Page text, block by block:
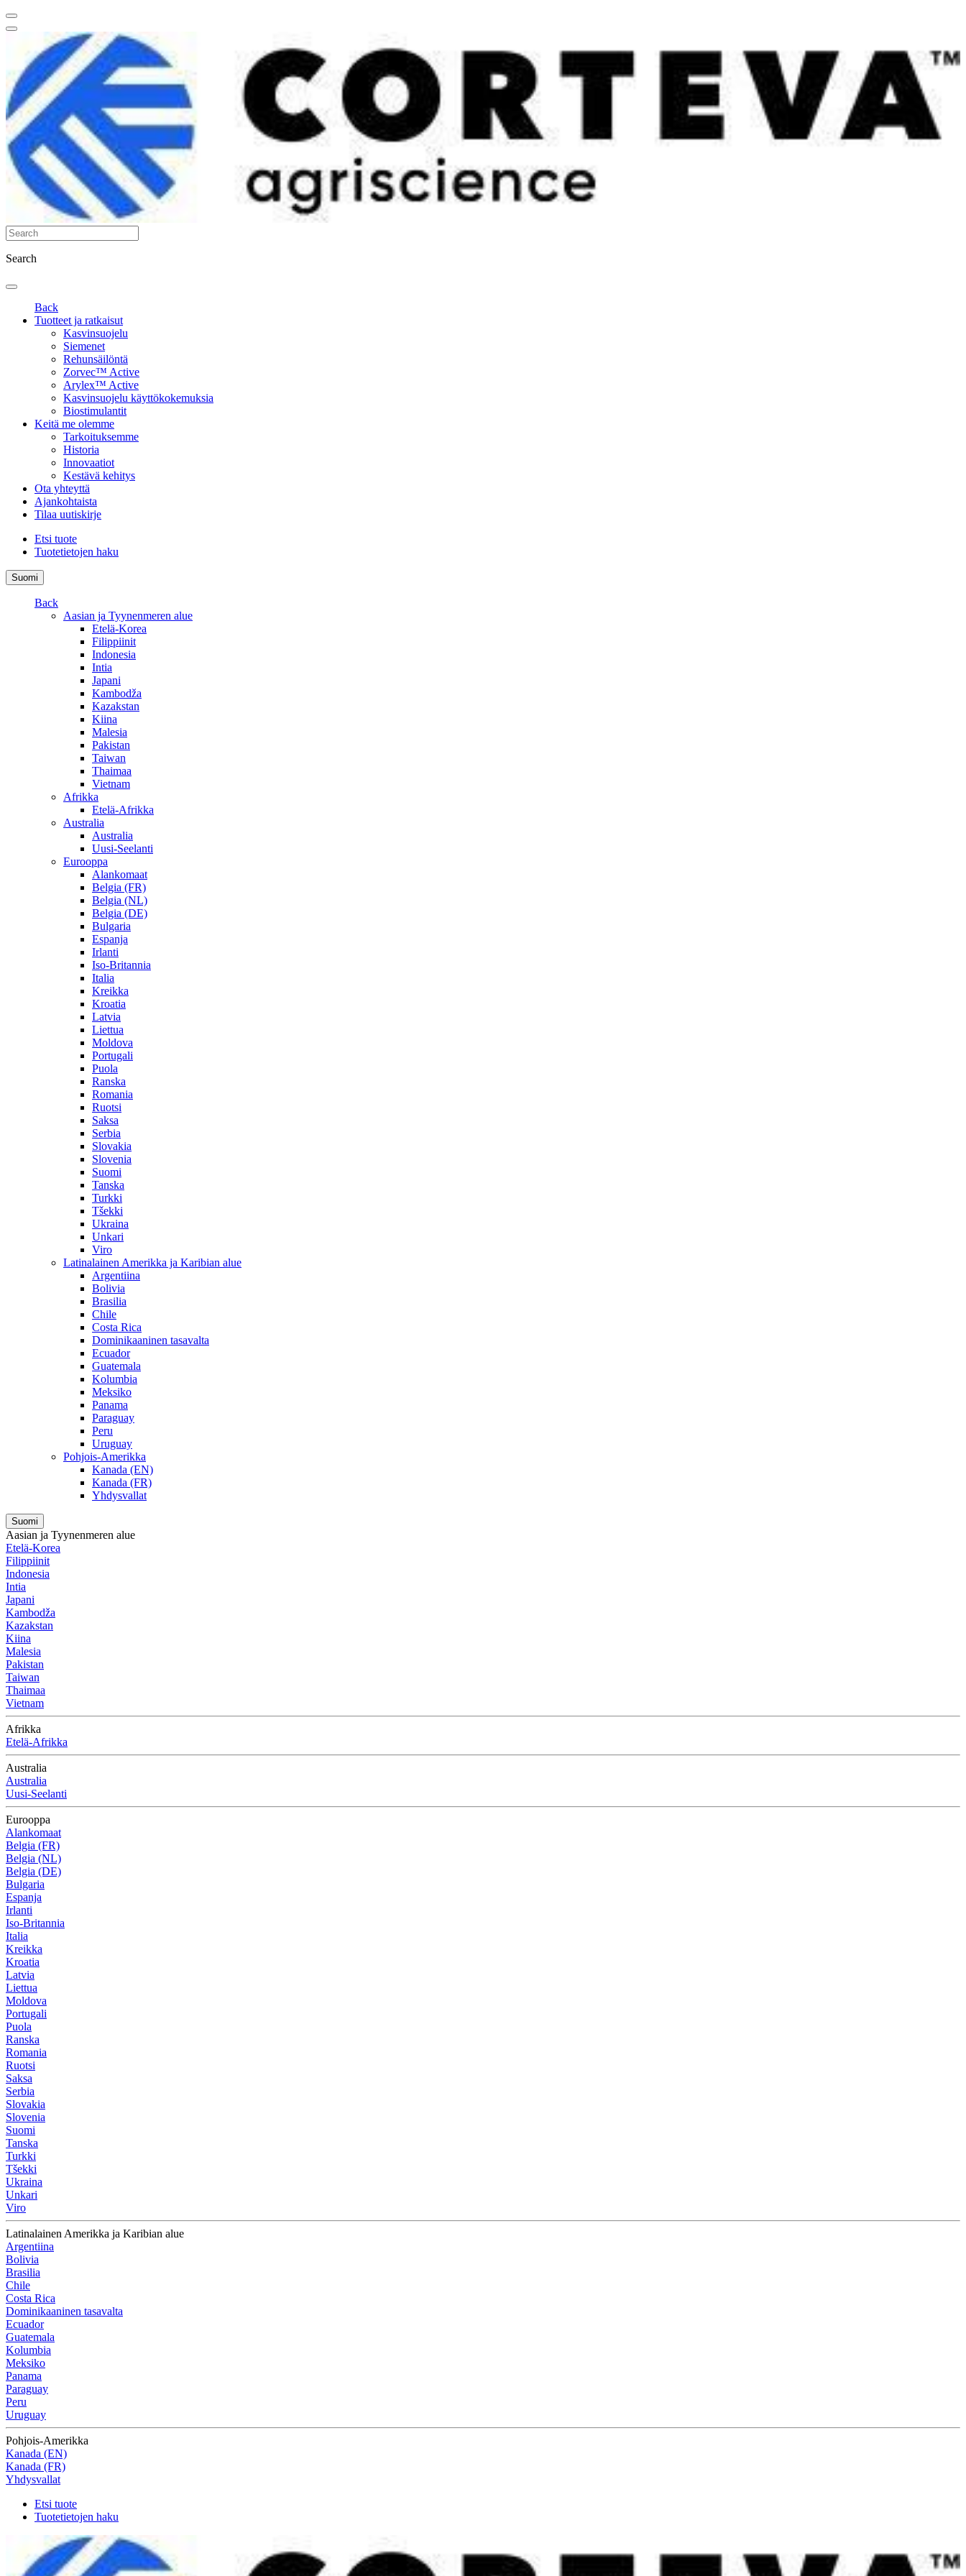
Search
Back
Tuotteet ja ratkaisut
Kasvinsuojelu
Siemenet
Rehunsäilöntä
Zorvec™ Active
Arylex™ Active
Kasvinsuojelu käyttökokemuksia
Biostimulantit
Keitä me olemme
Tarkoituksemme
Historia
Innovaatiot
Kestävä kehitys
Ota yhteyttä
Ajankohtaista
Tilaa uutiskirje
Etsi tuote
Tuotetietojen haku
Suomi
Back
Aasian ja Tyynenmeren alue
Etelä-Korea
Filippiinit
Indonesia
Intia
Japani
Kambodža
Kazakstan
Kiina
Malesia
Pakistan
Taiwan
Thaimaa
Vietnam
Afrikka
Etelä-Afrikka
Australia
Australia
Uusi-Seelanti
Eurooppa
Alankomaat
Belgia (FR)
Belgia (NL)
Belgia (DE)
Bulgaria
Espanja
Irlanti
Iso-Britannia
Italia
Kreikka
Kroatia
Latvia
Liettua
Moldova
Portugali
Puola
Ranska
Romania
Ruotsi
Saksa
Serbia
Slovakia
Slovenia
Suomi
Tanska
Turkki
Tšekki
Ukraina
Unkari
Viro
Latinalainen Amerikka ja Karibian alue
Argentiina
Bolivia
Brasilia
Chile
Costa Rica
Dominikaaninen tasavalta
Ecuador
Guatemala
Kolumbia
Meksiko
Panama
Paraguay
Peru
Uruguay
Pohjois-Amerikka
Kanada (EN)
Kanada (FR)
Yhdysvallat
Suomi
Aasian ja Tyynenmeren alue
Etelä-Korea
Filippiinit
Indonesia
Intia
Japani
Kambodža
Kazakstan
Kiina
Malesia
Pakistan
Taiwan
Thaimaa
Vietnam
Afrikka
Etelä-Afrikka
Australia
Australia
Uusi-Seelanti
Eurooppa
Alankomaat
Belgia (FR)
Belgia (NL)
Belgia (DE)
Bulgaria
Espanja
Irlanti
Iso-Britannia
Italia
Kreikka
Kroatia
Latvia
Liettua
Moldova
Portugali
Puola
Ranska
Romania
Ruotsi
Saksa
Serbia
Slovakia
Slovenia
Suomi
Tanska
Turkki
Tšekki
Ukraina
Unkari
Viro
Latinalainen Amerikka ja Karibian alue
Argentiina
Bolivia
Brasilia
Chile
Costa Rica
Dominikaaninen tasavalta
Ecuador
Guatemala
Kolumbia
Meksiko
Panama
Paraguay
Peru
Uruguay
Pohjois-Amerikka
Kanada (EN)
Kanada (FR)
Yhdysvallat
Etsi tuote
Tuotetietojen haku